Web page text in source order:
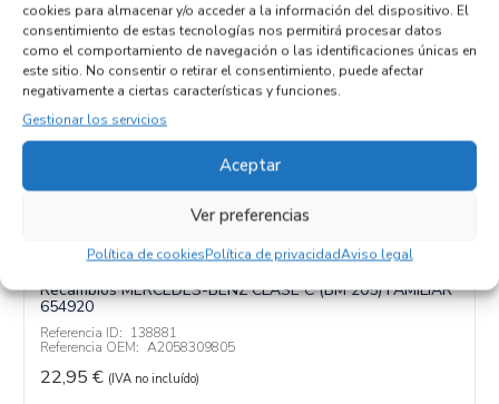
cookies para almacenar y/o acceder a la información del dispositivo. El
consentimiento de estas tecnologías nos permitirá procesar datos
como el comportamiento de navegación o las identificaciones únicas en
este sitio. No consentir o retirar el consentimiento, puede afectar
negativamente a ciertas características y funciones.
Gestionar los servicios
Aceptar
Ver preferencias
Política de cookiesPolítica de privacidadAviso legal
Código motor
654920
Código cambio
Productos relacionados
MOTOR APERTURA TRAMPILLA
A2058309805
Recambios MERCEDES-BENZCLASE C (BM 205) FAMILIAR
654920
Referencia ID: 138881
Referencia OEM: A2058309805
22,95 € (IVA no incluído)